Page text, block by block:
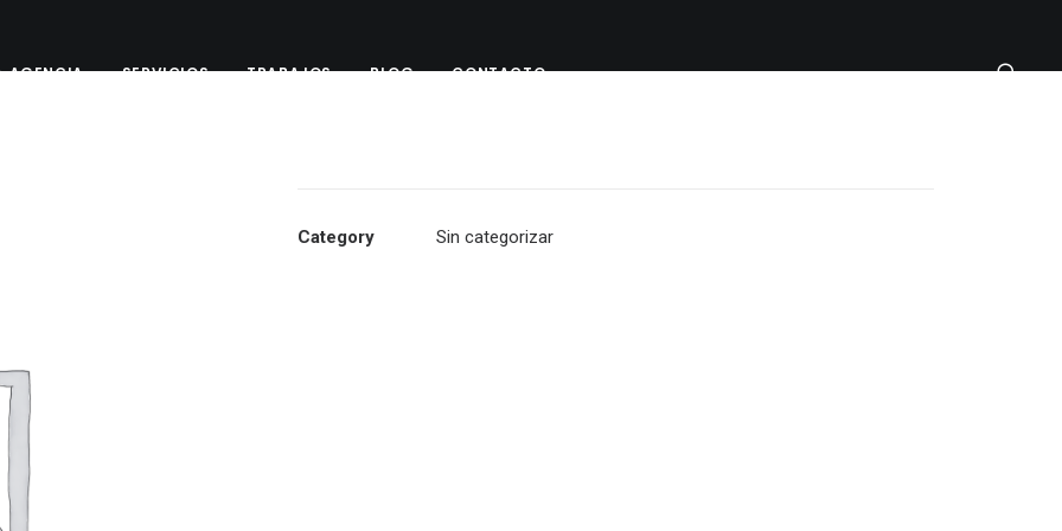
AGENCIA SERVICIOS TRABAJOS BLOG CONTACTO
Category Sin categorizar